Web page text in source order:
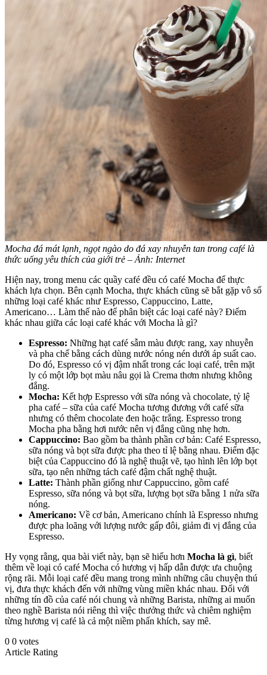
Mocha đá mát lạnh, ngọt ngào do đá xay nhuyễn tan trong café là
thức uống yêu thích của giới trẻ – Ảnh: Internet
Hiện nay, trong menu các quầy café đều có café Mocha để thực
khách lựa chọn. Bên cạnh Mocha, thực khách cũng sẽ bắt gặp vô số
những loại café khác như Espresso, Cappuccino, Latte,
Americano… Làm thế nào để phân biệt các loại café này? Điểm
khác nhau giữa các loại café khác với Mocha là gì?
Espresso: Những hạt café sẫm màu được rang, xay nhuyễn
và pha chế bằng cách dùng nước nóng nén dưới áp suất cao.
Do đó, Espresso có vị đậm nhất trong các loại café, trên mặt
ly có một lớp bọt màu nâu gọi là Crema thơm nhưng không
đắng.
Mocha: Kết hợp Espresso với sữa nóng và chocolate, tỷ lệ
pha café – sữa của café Mocha tương đương với café sữa
nhưng có thêm chocolate đen hoặc trắng. Espresso trong
Mocha pha bằng hơi nước nên vị đắng cũng nhẹ hơn.
Cappuccino: Bao gồm ba thành phần cơ bản: Café Espresso,
sữa nóng và bọt sữa được pha theo tỉ lệ bằng nhau. Điểm đặc
biệt của Cappuccino đó là nghệ thuật vẽ, tạo hình lên lớp bọt
sữa, tạo nên những tách café đậm chất nghệ thuật.
Latte: Thành phần giống như Cappuccino, gồm café
Espresso, sữa nóng và bọt sữa, lượng bọt sữa bằng 1 nửa sữa
nóng.
Americano: Về cơ bản, Americano chính là Espresso nhưng
được pha loãng với lượng nước gấp đôi, giảm đi vị đắng của
Espresso.
Hy vọng rằng, qua bài viết này, bạn sẽ hiểu hơn Mocha là gì, biết
thêm về loại có café Mocha có hương vị hấp dẫn được ưa chuộng
rộng rãi. Mỗi loại café đều mang trong mình những câu chuyện thú
vị, đưa thực khách đến với những vùng miền khác nhau. Đối với
những tín đồ của café nói chung và những Barista, những ai muốn
theo nghề Barista nói riêng thì việc thưởng thức và chiêm nghiệm
từng hương vị café là cả một niềm phấn khích, say mê.
0 0 votes
Article Rating